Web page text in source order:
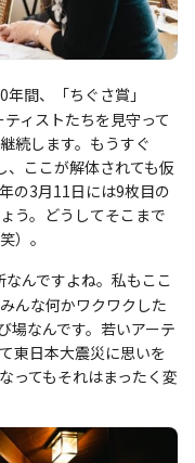
間、「ちぐさ賞」
ティストたちを見守って
続します。もうすぐ
、ここが解体されても仮
の3月11日には9枚目の
う。どうしてそこまで
）。
んですよね。私もここ
んな何かワクワクした
場なんです。若いアーテ
東日本大震災に思いを
ってもそれはまったく変